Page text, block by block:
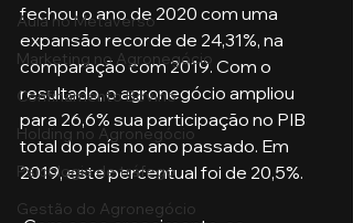
Aula no Metaverso
Marketing no Agronegócio
Confinamento Bovino
Holding no Agronegócio
Psicologia de tráfego
Gestão do Agronegócio
fechou o ano de 2020 com uma
expansão recorde de 24,31%, na
comparação com 2019. Com o
resultado, o agronegócio ampliou
para 26,6% sua participação no PIB
total do país no ano passado. Em
2019, este percentual foi de 20,5%.